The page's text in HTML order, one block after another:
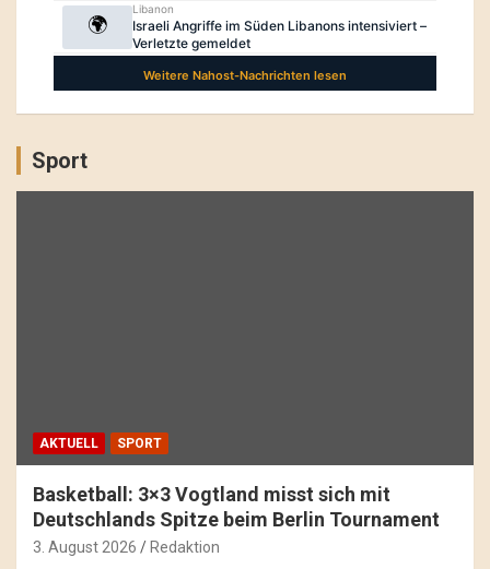
Sport
AKTUELL SPORT
Basketball: 3×3 Vogtland misst sich mit
Deutschlands Spitze beim Berlin Tournament
3. August 2026 Redaktion